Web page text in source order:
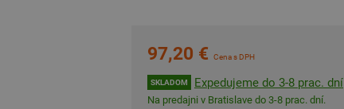
97,20 € Cena s DPH
SKLADOM Expedujeme do 3-8 prac. dní
Na predajni v Bratislave do 3-8 prac. dní.